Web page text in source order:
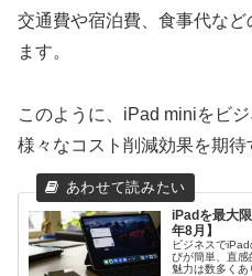
交通費や宿泊費、食事代な
ます。
このように、iPad miniをビ
様々なコスト削減効果を期待
iPadを最大
年8月】
ビジネスで
びが簡単、直
魅力は数多くあ